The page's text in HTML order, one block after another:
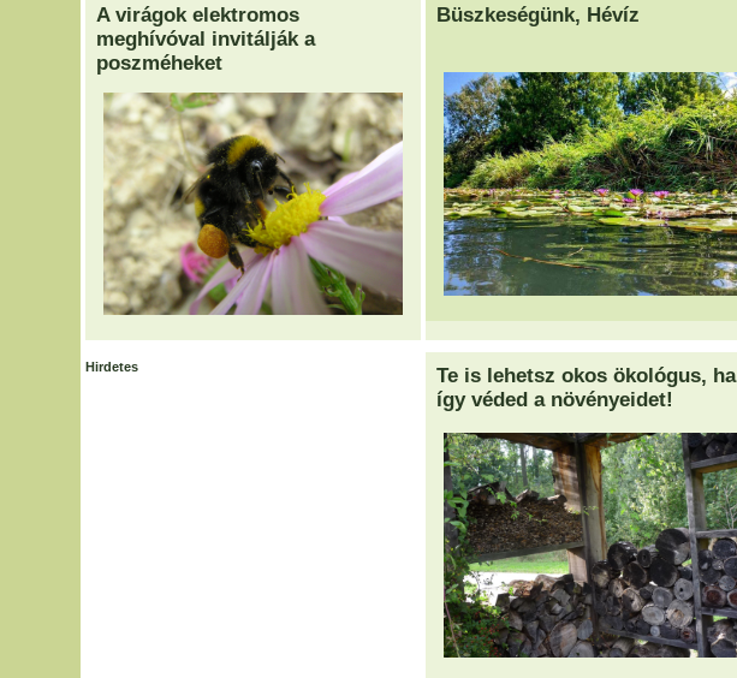
A virágok elektromos
meghívóval invitálják a
poszméheket
Büszkeségünk, Hévíz
Hirdetes
Te is lehetsz okos ökológus, ha
így véded a növényeidet!